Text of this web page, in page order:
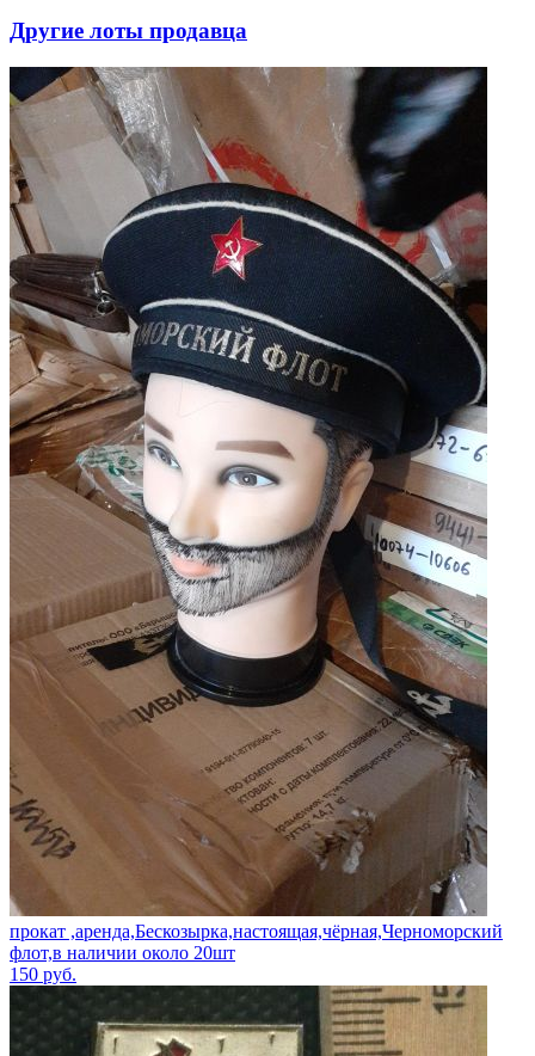
Другие лоты продавца
прокат ,аренда,Бескозырка,настоящая,чёрная,Черноморский
флот,в наличии около 20шт
150 руб.